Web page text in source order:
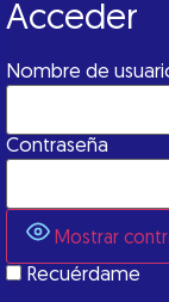
Acceder
Nombre de
Contraseña
Mostrar
Recuérdame